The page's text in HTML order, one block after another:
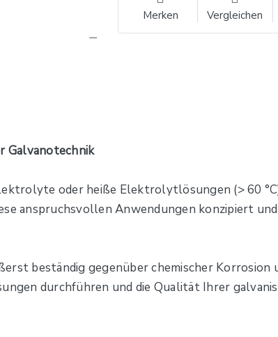
Merken Vergleichen
Galvanotechnik
oder heiße Elektrolytlösungen (> 60
anspruchsvollen Anwendungen konzipiert
beständig gegenüber chemischer Korrosion
durchführen und die Qualität Ihrer